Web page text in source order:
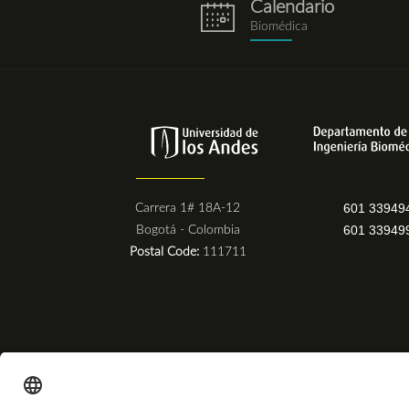
eventos.png
Calendario
Biomédica
Carrera 1# 18A-12
Bogotá - Colombia
Postal Code: 111711
601
601